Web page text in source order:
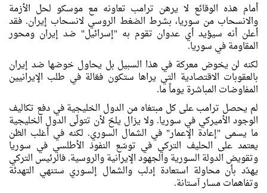
أمام هذه الوقائع لا يرهن ترامب تعاونه مع موسكو لحل الأزمة
والانسحاب من سوريا، بشرط الضغط الروسي لانسحاب إيران. فقد
أعلن أنه سيؤيد أي عدوان تقوم به "إسرائيل" ضد إيران ومحور
المقاومة في سوريا.
لكنه لن يخوض معركة في هذا السبيل بل يحاول خوضها ضد إيران
بالعقوبات الاقتصادية التي يراها ستكون فعّالة في طلب الإيرانيين
المفاوضات المباشرة يوماً ما.
لم يحصل ترامب على كل مبتغاه من الدول الخليجية في دفع تكاليف
الوجود الأميركي في سوريا. ولا يزال يلحّ لأن تتولّى الدول الخليجية
ما يسمى "إعادة الإعمار" في الشمال السوري. لكنه في أغلب الظن
يعتمد على الحليف التركي في توسّع النفوذ الأطلسي في سوريا
وتقويض الدولة السورية والجهود الإيرانية والروسية. فالرئيس التركي
يهدّد بأن محاولة استعادة إدلب والشمال إلسوري ستنهي التهدئة
وتفاهمات مسار آستانة.